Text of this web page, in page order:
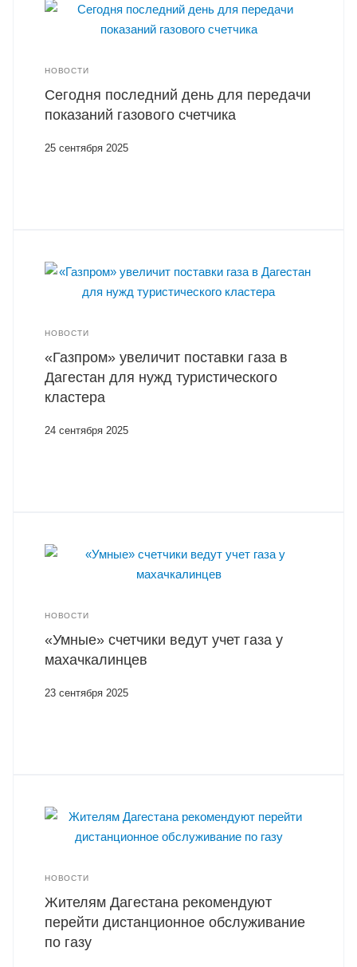
НОВОСТИ
Сегодня последний день для передачи
показаний газового счетчика
25 сентября 2025
НОВОСТИ
«Газпром» увеличит поставки газа в
Дагестан для нужд туристического
кластера
24 сентября 2025
НОВОСТИ
«Умные» счетчики ведут учет газа у
махачкалинцев
23 сентября 2025
НОВОСТИ
Жителям Дагестана рекомендуют
перейти дистанционное обслуживание
по газу